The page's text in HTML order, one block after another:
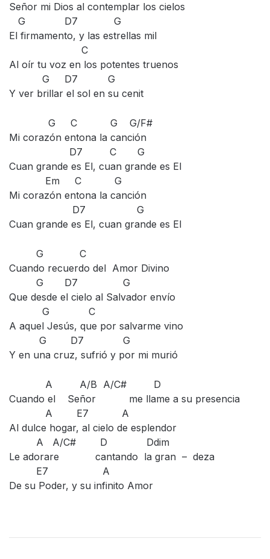
Señor mi Dios al contemplar los cielos
G D7 G
El firmamento, y las estrellas mil
C
Al oír tu voz en los potentes truenos
G D7 G
Y ver brillar el sol en su cenit
G C G G/F#
Mi corazón entona la canción
D7 C G
Cuan grande es El, cuan grande es El
Em C G
Mi corazón entona la canción
D7 G
Cuan grande es El, cuan grande es El
G C
Cuando recuerdo del Amor Divino
G D7 G
Que desde el cielo al Salvador envío
G C
A aquel Jesús, que por salvarme vino
G D7 G
Y en una cruz, sufrió y por mi murió
A A/B A/C# D
Cuando el Señor me llame a su presencia
A E7 A
Al dulce hogar, al cielo de esplendor
A A/C# D Ddim
Le adorare cantando la gran – deza
E7 A
De su Poder, y su infinito Amor